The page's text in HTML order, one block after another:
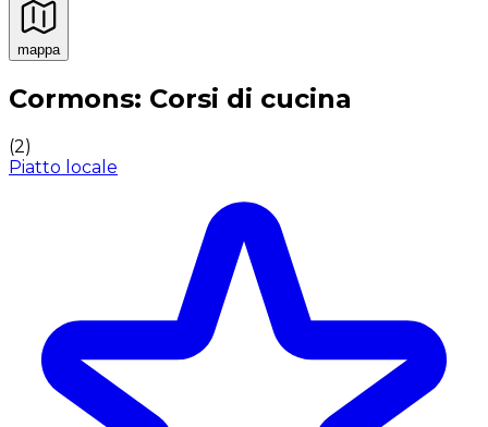
mappa
Esperienze culinarie indimenticabili: Esperienze
Cormons: Corsi di cucina
(2)
Piatto locale